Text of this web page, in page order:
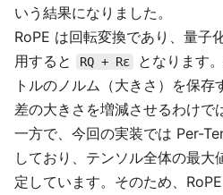
いう結果になりました。
RoPE は回転変換であり、量子
用すると
RQ + Rε
となります
トルのノルム（大きさ）を保
差の大きさを増減させるわけで
一方で、今回の実装では Per-
しており、テンソル全体の最
定しています。そのため、